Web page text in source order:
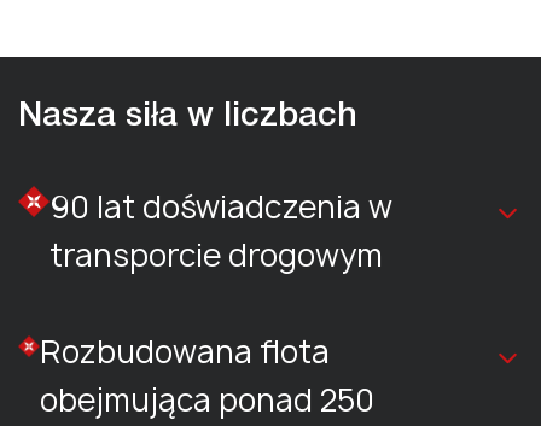
Nasza siła w liczbach
90 lat doświadczenia w
transporcie drogowym
Rozbudowana flota
obejmująca ponad 250